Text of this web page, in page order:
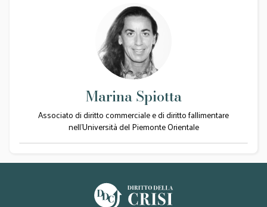
Marina Spiotta
Associato di diritto commerciale e di diritto fallimentare
nell'Università del Piemonte Orientale